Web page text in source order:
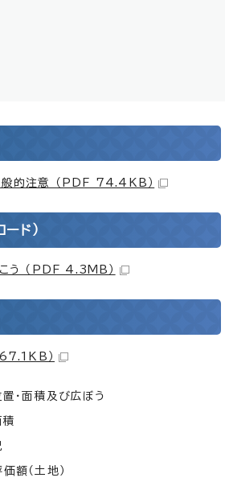
般的注意 （PDF 74.4KB）
ド）
う （PDF 4.3MB）
）
・面積及び広ぼう
額（土地）